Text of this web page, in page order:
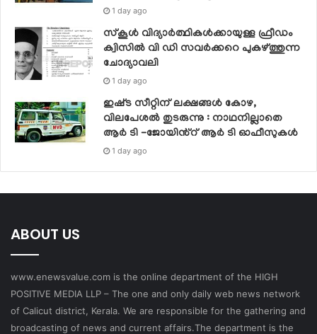
1 day ago
സ്‌കൂള്‍ വിദ്യാര്‍ത്ഥികള്‍ക്കായുള്ള ഫ്രീഡം
ക്വിസില്‍ വി ഡി സവര്‍ക്കറെ പുകഴ്ത്തുന്ന
ചോദ്യാവലി
1 day ago
ഇഷ്‌ട സീറ്റിന് ലക്ഷങ്ങൾ കോഴ,
വിലപേശൽ തുടരുന്നു : നാഥനില്ലാതെ
ആർ ടി -ജോയിൻ്റ് ആർ ടി ഓഫീസുകൾ
1 day ago
ABOUT US
www.enewsvalue.com is the online department of the HIGH
POSITIVE MEDIA LLP – The one and only daily web news network
of Calicut district, Kerala. We are responsible for the gathering and
broadcasting of news and current affairs.The department is the